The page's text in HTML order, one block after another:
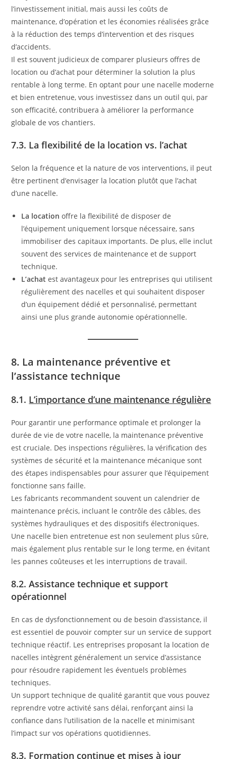
l’investissement initial, mais aussi les coûts de
maintenance, d’opération et les économies réalisées grâce
à la réduction des temps d’intervention et des risques
d’accidents.
Il est souvent judicieux de comparer plusieurs offres de
location ou d’achat pour déterminer la solution la plus
rentable à long terme. En optant pour une nacelle moderne
et bien entretenue, vous investissez dans un outil qui, par
son efficacité, contribuera à améliorer la performance
globale de vos chantiers.
7.3. La flexibilité de la location vs. l’achat
Selon la fréquence et la nature de vos interventions, il peut
être pertinent d’envisager la location plutôt que l’achat
d’une nacelle.
La location offre la flexibilité de disposer de
l’équipement uniquement lorsque nécessaire, sans
immobiliser des capitaux importants. De plus, elle inclut
souvent des services de maintenance et de support
technique.
L’achat est avantageux pour les entreprises qui utilisent
régulièrement des nacelles et qui souhaitent disposer
d’un équipement dédié et personnalisé, permettant
ainsi une plus grande autonomie opérationnelle.
8. La maintenance préventive et
l’assistance technique
8.1. L’importance d’une maintenance régulière
Pour garantir une performance optimale et prolonger la
durée de vie de votre nacelle, la maintenance préventive
est cruciale. Des inspections régulières, la vérification des
systèmes de sécurité et la maintenance mécanique sont
des étapes indispensables pour assurer que l’équipement
fonctionne sans faille.
Les fabricants recommandent souvent un calendrier de
maintenance précis, incluant le contrôle des câbles, des
systèmes hydrauliques et des dispositifs électroniques.
Une nacelle bien entretenue est non seulement plus sûre,
mais également plus rentable sur le long terme, en évitant
les pannes coûteuses et les interruptions de travail.
8.2. Assistance technique et support
opérationnel
En cas de dysfonctionnement ou de besoin d’assistance, il
est essentiel de pouvoir compter sur un service de support
technique réactif. Les entreprises proposant la location de
nacelles intègrent généralement un service d’assistance
pour résoudre rapidement les éventuels problèmes
techniques.
Un support technique de qualité garantit que vous pouvez
reprendre votre activité sans délai, renforçant ainsi la
confiance dans l’utilisation de la nacelle et minimisant
l’impact sur vos opérations quotidiennes.
8.3. Formation continue et mises à jour